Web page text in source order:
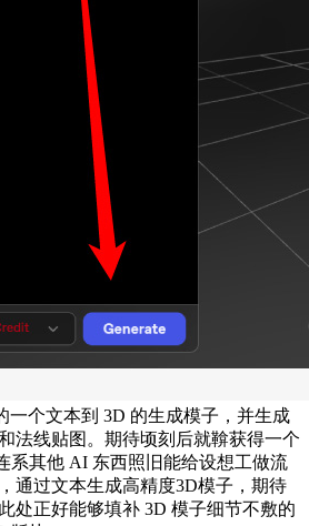
一个文本到 3D 的生成模子，并生成
法线贴图。期待顷刻后就鞥获得一个
系其他 AI 东西照旧能给设想工做流
通过文本生成高精度3D模子，期待
处正好能够填补 3D 模子细节不敷的